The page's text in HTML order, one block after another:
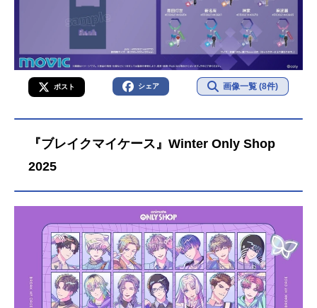
ポスト シェア 画像一覧 (8件)
『ブレイクマイケース』Winter Only Shop
2025